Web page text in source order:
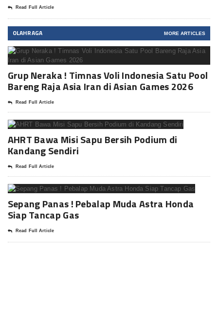
Read Full Article
OLAHRAGA MORE ARTICLES
Grup Neraka ! Timnas Voli Indonesia Satu Pool
Bareng Raja Asia Iran di Asian Games 2026
Read Full Article
AHRT Bawa Misi Sapu Bersih Podium di
Kandang Sendiri
Read Full Article
Sepang Panas ! Pebalap Muda Astra Honda
Siap Tancap Gas
Read Full Article